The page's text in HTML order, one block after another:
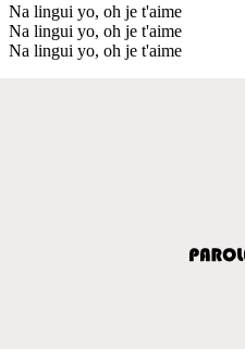
Na lingui yo, oh je t'aime
Na lingui yo, oh je t'aime
Na lingui yo, oh je t'aime